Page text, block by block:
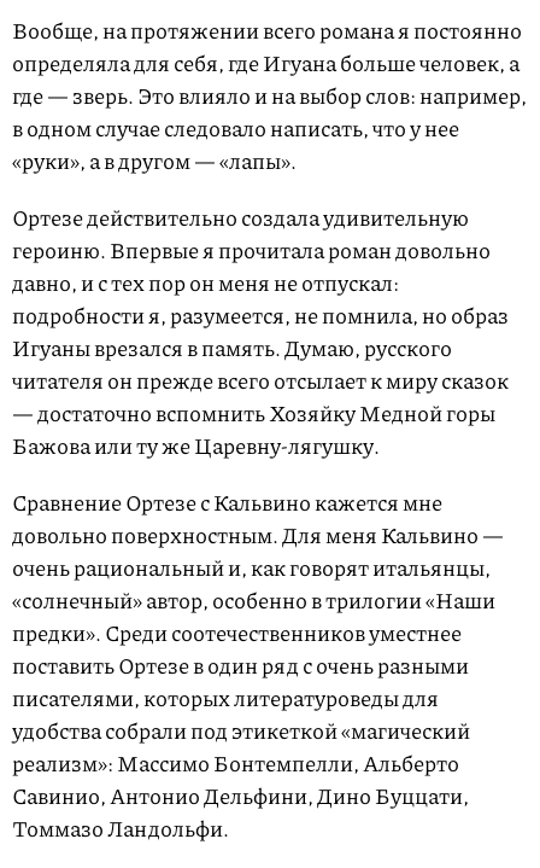
Вообще, на протяжении всего романа я постоянно
определяла для себя, где Игуана больше человек, а
где — зверь. Это влияло и на выбор слов: например,
в одном случае следовало написать, что у нее
«руки», а в другом — «лапы».
Ортезе действительно создала удивительную
героиню. Впервые я прочитала роман довольно
давно, и с тех пор он меня не отпускал:
подробности я, разумеется, не помнила, но образ
Игуаны врезался в память. Думаю, русского
читателя он прежде всего отсылает к миру сказок
— достаточно вспомнить Хозяйку Медной горы
Бажова или ту же Царевну-лягушку.
Сравнение Ортезе с Кальвино кажется мне
довольно поверхностным. Для меня Кальвино —
очень рациональный и, как говорят итальянцы,
«солнечный» автор, особенно в трилогии «Наши
предки». Среди соотечественников уместнее
поставить Ортезе в один ряд с очень разными
писателями, которых литературоведы для
удобства собрали под этикеткой «магический
реализм»: Массимо Бонтемпелли, Альберто
Савинио, Антонио Дельфини, Дино Буццати,
Томмазо Ландольфи.